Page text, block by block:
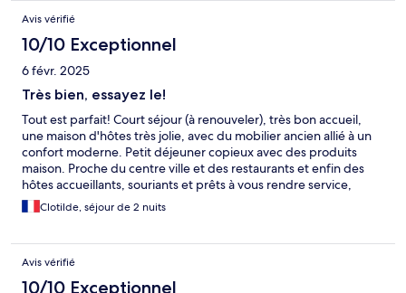
Avis vérifié
10/10 Exceptionnel
6 févr. 2025
Très bien, essayez le!
Tout est parfait! Court séjour (à renouveler), très bon accueil,
une maison d'hôtes très jolie, avec du mobilier ancien allié à un
confort moderne. Petit déjeuner copieux avec des produits
maison. Proche du centre ville et des restaurants et enfin des
hôtes accueillants, souriants et prêts à vous rendre service,
merci!Clotilde, séjour de 2 nuits
Avis vérifié
10/10 Exceptionnel